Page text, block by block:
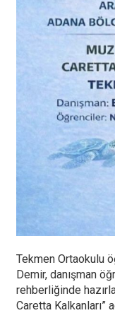
Tekmen Ortaokulu
Demir, danışman
rehberliğinde
Caretta Kalkanları”